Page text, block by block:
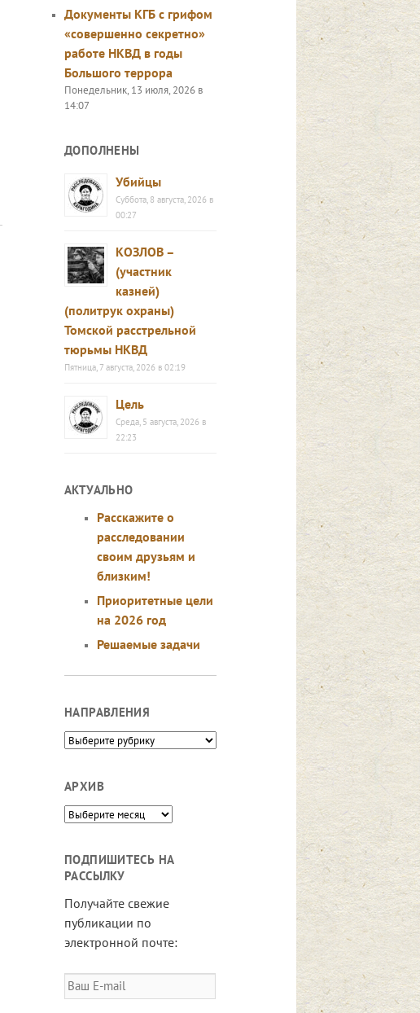
Документы КГБ с грифом
«совершенно секретно»
работе НКВД в годы
Большого террора
Понедельник, 13 июля, 2026 в
14:07
ДОПОЛНЕНЫ
Убийцы
Суббота, 8 августа, 2026 в
00:27
КОЗЛОВ –
(участник
казней)
(политрук охраны)
Томской расстрельной
тюрьмы НКВД
Пятница, 7 августа, 2026 в 02:19
Цель
Среда, 5 августа, 2026 в
22:23
АКТУАЛЬНО
Расскажите о
расследовании
своим друзьям и
близким!
Приоритетные цели
на 2026 год
Решаемые задачи
НАПРАВЛЕНИЯ
Направления
АРХИВ
Архив
ПОДПИШИТЕСЬ НА
РАССЫЛКУ
Получайте свежие
публикации по
электронной почте:
Ваш
E-